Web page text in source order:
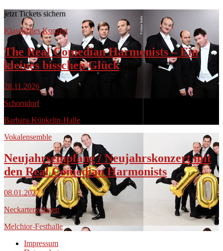
jetzt Tickets sichern
Klassisches Konzert
The Real Comedian Harmonists – Ein
kleines bisschen Glück
28.11.2026
Schorndorf
Barbara-Künkelin-Halle
Vokalensemble
Neujahrsempfang / Neujahrskonzert mit
den Real Comedian Harmonists
08.01.2027
Neckartenzlingen
Melchior-Festhalle
Impressum